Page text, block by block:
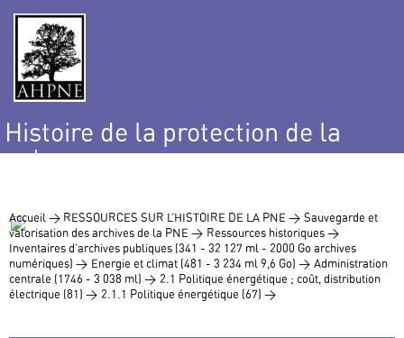
Histoire de la protection de la
nature
Accueil > RESSOURCES SUR L’HISTOIRE DE LA PNE > Sauvegarde et
valorisation des archives de la PNE > Ressources historiques >
Inventaires d’archives publiques (341 - 32 127 ml - 2000 Go archives
numériques) > Energie et climat (481 - 3 234 ml 9,6 Go) > Administration
centrale (1746 - 3 038 ml) > 2.1 Politique énergétique ; coût, distribution
électrique (81) > 2.1.1 Politique énergétique (67) >